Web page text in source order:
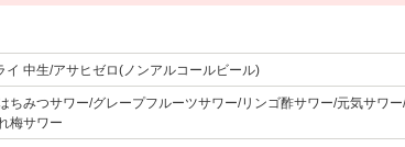
イ 中生/アサヒゼロ(ノンアルコールビール)
ちみつサワー/グレープフルーツサワー/リンゴ酢サワー/元気サワ
梅サワー